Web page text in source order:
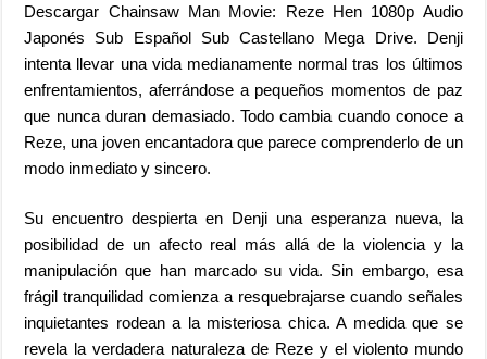
Descargar Chainsaw Man Movie: Reze Hen 1080p Audio
Japonés Sub Español Sub Castellano Mega Drive. Denji
intenta llevar una vida medianamente normal tras los últimos
enfrentamientos, aferrándose a pequeños momentos de paz
que nunca duran demasiado. Todo cambia cuando conoce a
Reze, una joven encantadora que parece comprenderlo de un
modo inmediato y sincero.
Su encuentro despierta en Denji una esperanza nueva, la
posibilidad de un afecto real más allá de la violencia y la
manipulación que han marcado su vida. Sin embargo, esa
frágil tranquilidad comienza a resquebrajarse cuando señales
inquietantes rodean a la misteriosa chica. A medida que se
revela la verdadera naturaleza de Reze y el violento mundo